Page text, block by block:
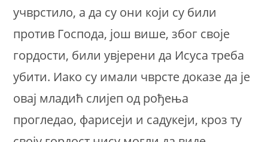
учврстило, а да су они који су били
против Господа, још више, због своје
гордости, били увјерени да Исуса треба
убити. Иако су имали чврсте доказе да је
овај младић слијеп од рођења
прогледао, фарисеји и садукеји, кроз ту